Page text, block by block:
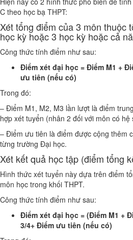
C theo học bạ THPT:
Xét tổng điểm của 3 môn thuộc
học kỳ hoặc 3 học kỳ hoặc cả
Công thức tính điểm như sau:
Điểm xét đại học = Điểm M1 +
ưu tiên (nếu có)
Trong đó:
– Điểm M1, M2, M3 lần lượt là điểm
hợp xét tuyển (nhân 2 đối với môn có hệ
– Điểm ưu tiên là điểm được cộng thêm
từng trường Đại học.
Xét kết quả học tập (điểm tổng
Hình thức xét tuyển này dựa trên điểm
môn học trong khối THPT.
Công thức tính điểm như sau:
Điểm xét đại học = (Điểm M1 +
3/4+ Điểm ưu tiên (nếu có)